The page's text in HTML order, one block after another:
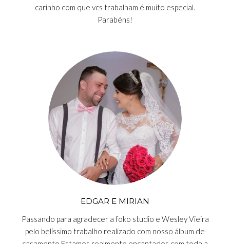
carinho com que vcs trabalham é muito especial.
Parabéns!
EDGAR E MIRIAN
Passando para agradecer a foko studio e Wesley Vieira
pelo belíssimo trabalho realizado com nosso álbum de